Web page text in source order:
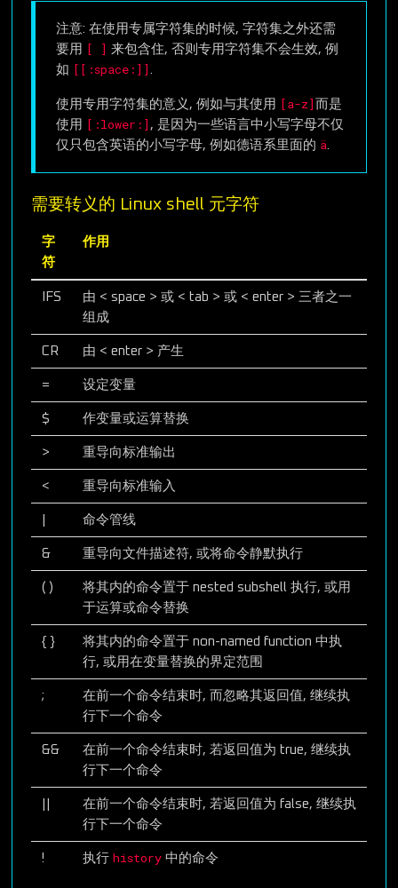
注意: 在使用专属字符集的时候, 字符集之外还需
要用 [ ] 来包含住, 否则专用字符集不会生效, 例
如 [[:space:]].
使用专用字符集的意义, 例如与其使用 [a-z]而是
使用 [:lower:] , 是因为一些语言中小写字母不仅
仅只包含英语的小写字母, 例如德语系里面的 ä
需要转义的 Linux shell 元字符
字
符
作用
IFS
由 < space > 或 < tab > 或 < enter > 三者之一
组成
CR 由 < enter > 产生
= 设定变量
$ 作变量或运算替换
> 重导向标准输出
< 重导向标准输入
命令管线
& 重导向文件描述符, 或将命令静默执行
( )
将其内的命令置于 nested subshell 执行, 或用
于运算或命令替换
{ }
将其内的命令置于 non-named function 中执
行, 或用在变量替换的界定范围
;
在前一个命令结束时, 而忽略其返回值, 继续执
行下一个命令
&&
在前一个命令结束时, 若返回值为 true, 继续执
行下一个命令
在前一个命令结束时, 若返回值为 false, 继续执
行下一个命令
! 执行 history中的命令